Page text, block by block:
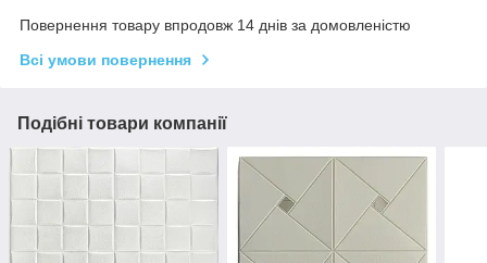
Повернення товару впродовж 14 днів за домовленістю
Всі умови повернення
Подібні товари компанії